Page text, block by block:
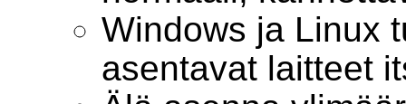
Windows ja Linux
asentavat laitteet